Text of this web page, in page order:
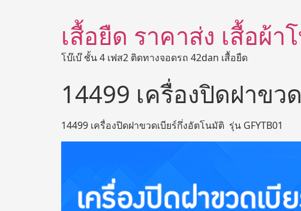
เสื้อยืด ราคาส่ง เสื้อผ้
โบ๊เบ๊ ชั้น 4 เฟส2 ติดทางจอดรถ 42dan เสื้อยืด
14499 เครื่องปิดฝาขว
14499 เครื่องปิดฝาขวดเบียร์กึ่งอัตโนมัติ รุ่น GFYTB01